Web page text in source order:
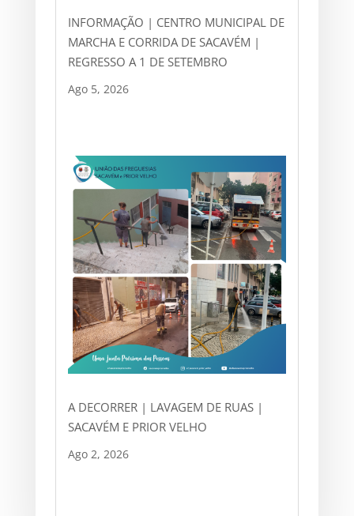
INFORMAÇÃO | CENTRO MUNICIPAL DE
MARCHA E CORRIDA DE SACAVÉM |
REGRESSO A 1 DE SETEMBRO
Ago 5, 2026
A DECORRER | LAVAGEM DE RUAS |
SACAVÉM E PRIOR VELHO
Ago 2, 2026